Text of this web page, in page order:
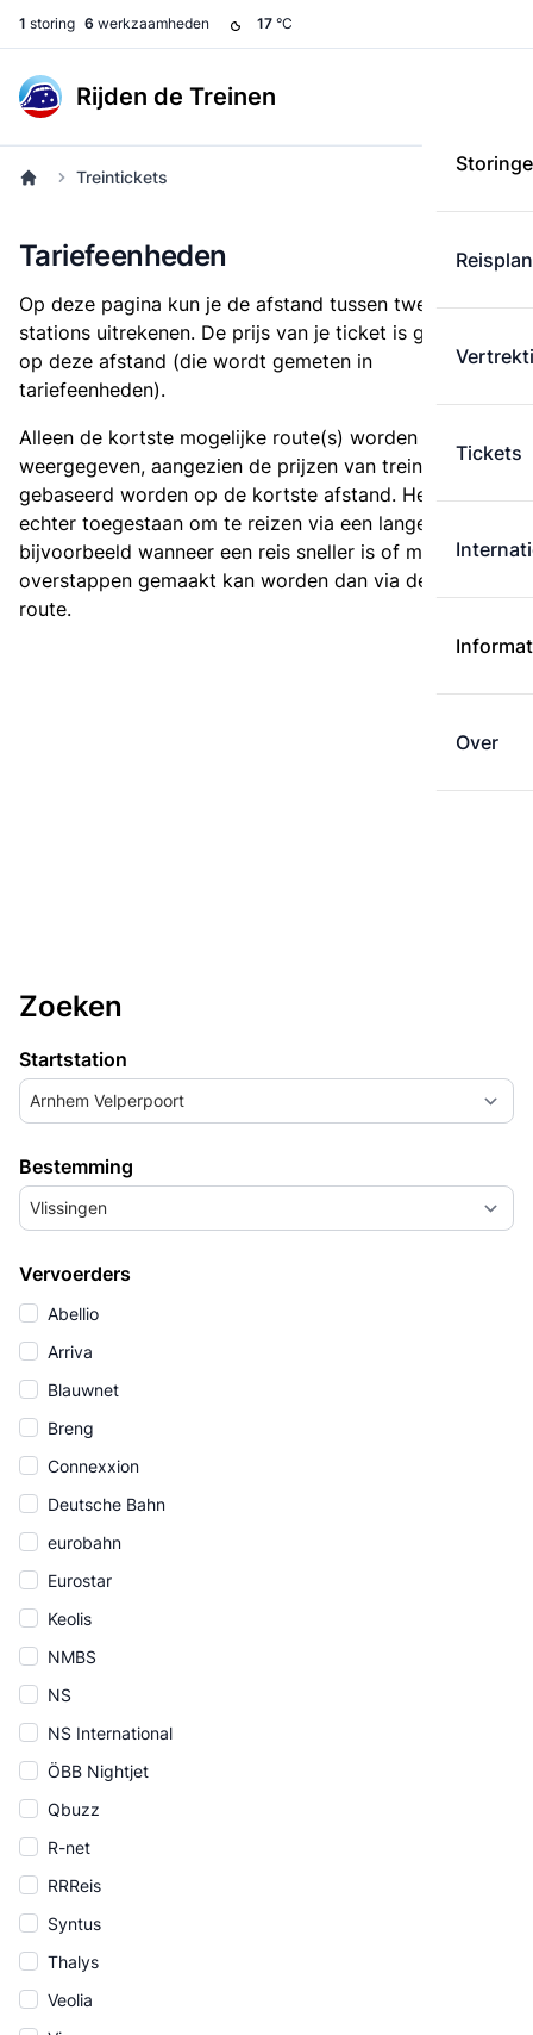
1 storing 6 werkzaamheden 17 °C
Rijden de Treinen
Tickets
Over
Treintickets
Tariefeenheden
Op deze pagina kun je de afstand tussen twee
stations uitrekenen. De prijs van je ticket is gebaseerd
op deze afstand (die wordt gemeten in
tariefeenheden).
Alleen de kortste mogelijke route(s) worden
weergegeven, aangezien de prijzen van treintickets
gebaseerd worden op de kortste afstand. Het is
echter toegestaan om te reizen via een langere route,
bijvoorbeeld wanneer een reis sneller is of met minder
overstappen gemaakt kan worden dan via de kortste
route.
Zoeken
Startstation
Arnhem Velperpoort
Bestemming
Vlissingen
Vervoerders
Abellio
Arriva
Blauwnet
Breng
Connexxion
Deutsche Bahn
eurobahn
Eurostar
Keolis
NMBS
NS
NS International
ÖBB Nightjet
Qbuzz
R-net
RRReis
Syntus
Thalys
Veolia